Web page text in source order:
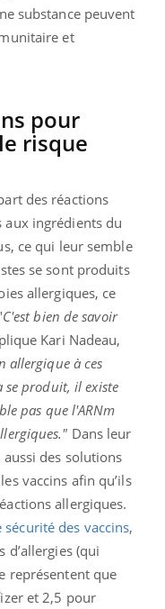
substance peuvent
et
pour
risque
des réactions
aux ingrédients du
ce qui leur semble
se sont produits
allergiques, ce
C'est bien de savoir
Kari Nadeau,
allergique à ces
se produit, il existe
pas que l'ARNm
." Dans leur
des solutions
vaccins afin qu’ils
allergiques.
des vaccins,
d’allergies (qui
représentent que
et 2,5 pour